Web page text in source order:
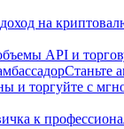
на
API и
Станьте
и торгуйте с
к